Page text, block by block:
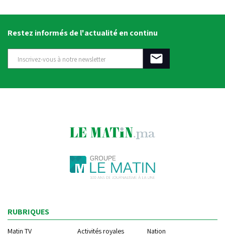
Restez informés de l'actualité en continu
RUBRIQUES
Matin TV Activités royales
Nation